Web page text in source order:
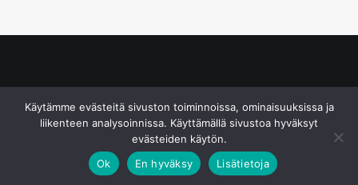
Käytämme evästeitä sivuston toiminnoissa, ominaisuuksissa ja
liikenteen analysoinnissa. Käyttämällä sivustoa hyväksyt
evästeiden käytön.
Ok
En hyväksy Lisätietoja